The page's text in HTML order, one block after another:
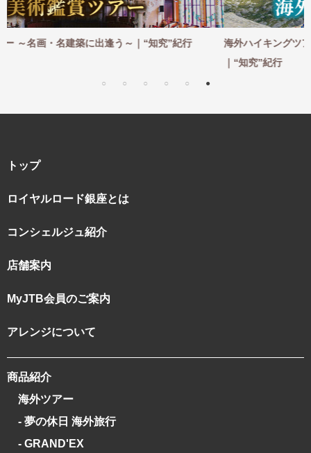
海外ハイキングツアー ～憧れの地を一歩ずつ。足で感じて巡
トップ
ロイヤルロード銀座とは
コンシェルジュ紹介
店舗案内
MyJTB会員のご案内
アレンジについて
商品紹介
海外ツアー
- 夢の休日 海外旅行
- GRAND'EX